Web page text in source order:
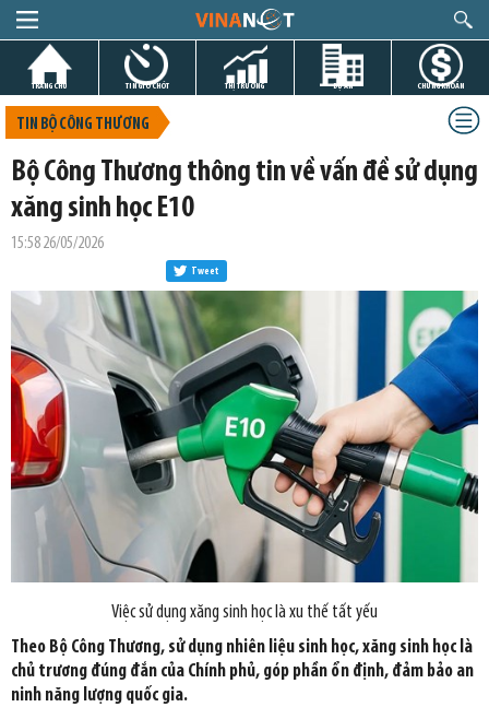
TRANG CHỦ TIN GIỜ CHÓT THỊ TRƯỜNG DỰ ÁN CHỨNG KHOÁN
TIN BỘ CÔNG THƯƠNG
Bộ Công Thương thông tin về vấn đề sử dụng
xăng sinh học E10
15:58 26/05/2026
Tweet
Việc sử dụng xăng sinh học là xu thế tất yếu
Theo Bộ Công Thương, sử dụng nhiên liệu sinh học, xăng sinh học là
chủ trương đúng đắn của Chính phủ, góp phần ổn định, đảm bảo an
ninh năng lượng quốc gia.